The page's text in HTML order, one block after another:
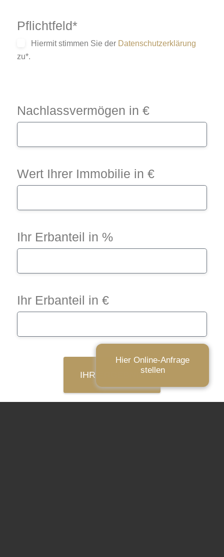
Pflichtfeld*
Hiermit stimmen Sie der Datenschutzerklärung
zu*.
Nachlassvermögen in €
Wert Ihrer Immobilie in €
Ihr Erbanteil in %
Ihr Erbanteil in €
IHR ERGEBNIS
Hier Online-Anfrage
stellen